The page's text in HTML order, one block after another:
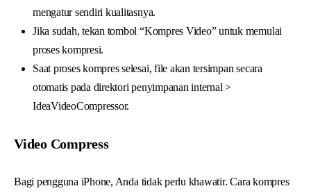
mengatur sendiri kualitasnya.
Jika sudah, tekan tombol “Kompres Video” untuk memulai
proses kompresi.
Saat proses kompres selesai, file akan tersimpan secara
otomatis pada direktori penyimpanan internal >
IdeaVideoCompressor.
Video Compress
Bagi pengguna iPhone, Anda tidak perlu khawatir. Cara kompres